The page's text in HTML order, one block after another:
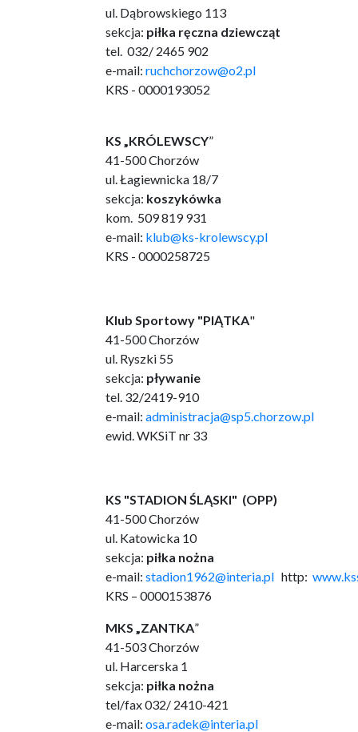
ul. Dąbrowskiego 113
sekcja: piłka ręczna dziewcząt
tel. 032/ 2465 902
e-mail: ruchchorzow@o2.pl
KRS - 0000193052
KS „KRÓLEWSCY”
41-500 Chorzów
ul. Łagiewnicka 18/7
sekcja: koszykówka
kom. 509 819 931
e-mail: klub@ks-krolewscy.pl
KRS - 0000258725
Klub Sportowy "PIĄTKA"
41-500 Chorzów
ul. Ryszki 55
sekcja: pływanie
tel. 32/2419-910
e-mail: administracja@sp5.chorzow.pl
ewid. WKSiT nr 33
KS "STADION ŚLĄSKI" (OPP)
41-500 Chorzów
ul. Katowicka 10
sekcja: piłka nożna
e-mail: stadion1962@interia.pl http:
KRS – 0000153876
MKS „ZANTKA”
41-503 Chorzów
ul. Harcerska 1
sekcja: piłka nożna
tel/fax 032/ 2410-421
e-mail: osa.radek@interia.pl